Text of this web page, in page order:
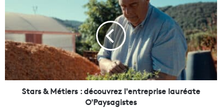
a
r
s
&
M
é
t
Stars & Métiers : découvrez l'entreprise lauréate
O'Paysagistes